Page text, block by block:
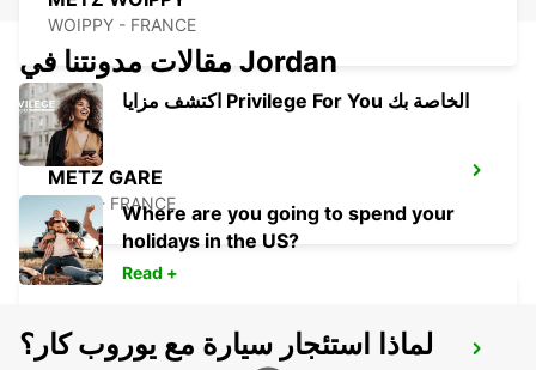
WOIPPY - FRANCE
METZ GARE
METZ - FRANCE
TRIER -IKC-
مقالات مدونتنا في Jordan
اكتشف مزايا Privilege For You الخاصة بك
Where are you going to spend your
holidays in the US?
Read +
لماذا استئجار سيارة مع يوروب كار؟